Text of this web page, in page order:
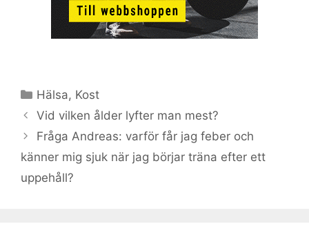
Kategorier
Hälsa, Kost
Vid vilken ålder lyfter man mest?
Fråga Andreas: varför får jag feber och
känner mig sjuk när jag börjar träna efter ett
uppehåll?